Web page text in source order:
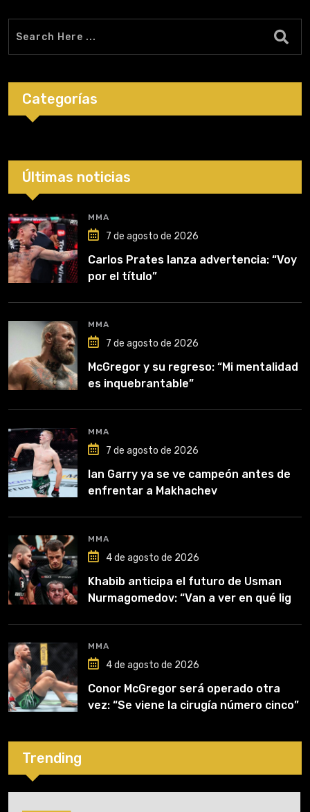
Categorías
Últimas noticias
MMA
7 de agosto de 2026
Carlos Prates lanza advertencia: “Voy
por el título”
MMA
7 de agosto de 2026
McGregor y su regreso: “Mi mentalidad
es inquebrantable”
MMA
7 de agosto de 2026
Ian Garry ya se ve campeón antes de
enfrentar a Makhachev
MMA
4 de agosto de 2026
Khabib anticipa el futuro de Usman
Nurmagomedov: “Van a ver en qué liga
MMA
4 de agosto de 2026
Conor McGregor será operado otra
vez: “Se viene la cirugía número cinco”
Trending